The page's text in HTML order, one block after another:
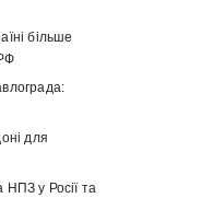
більше
для
у Росії та